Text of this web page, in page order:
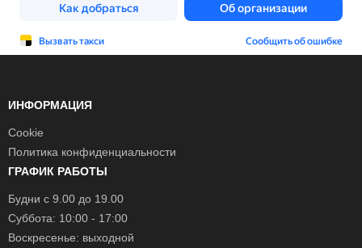
ИНФОРМАЦИЯ
Cookie
Политика конфиденциальности
ГРАФИК РАБОТЫ
Будни с 9.00 до 19.00
Суббота: 10:00 - 17:00
Воскресенье: выходной